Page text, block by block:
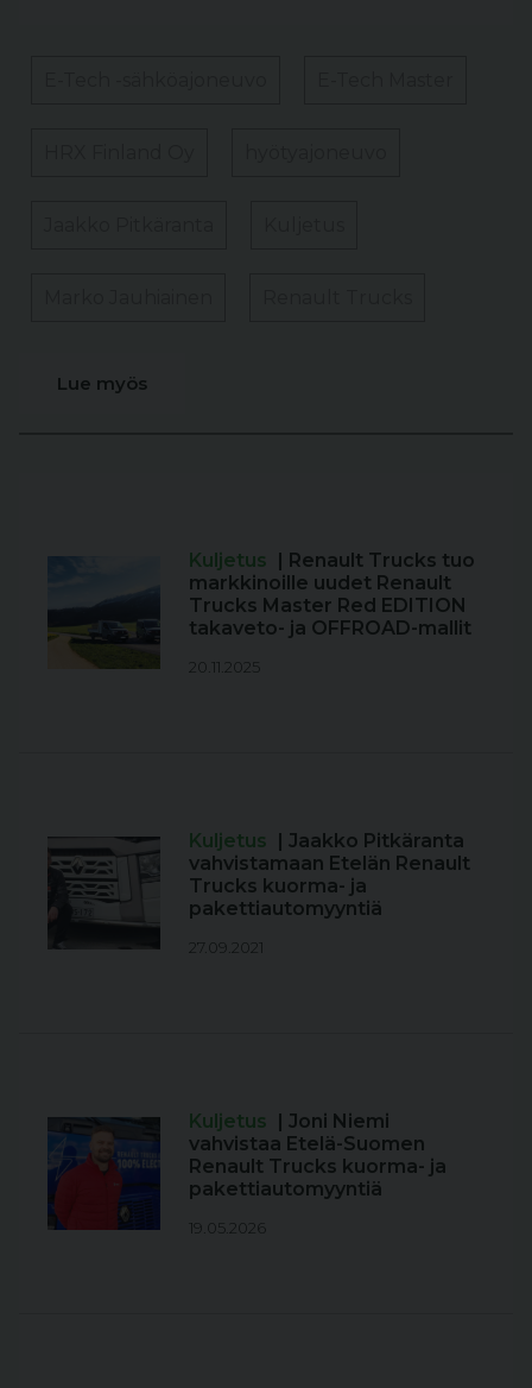
Lue myös
Kuljetus | Renault Trucks tuo
markkinoille uudet Renault
Trucks Master Red EDITION
takaveto- ja OFFROAD-mallit
20.11.2025
Kuljetus | Jaakko Pitkäranta
vahvistamaan Etelän Renault
Trucks kuorma- ja
pakettiautomyyntiä
27.09.2021
Kuljetus | Joni Niemi
vahvistaa Etelä-Suomen
Renault Trucks kuorma- ja
pakettiautomyyntiä
19.05.2026